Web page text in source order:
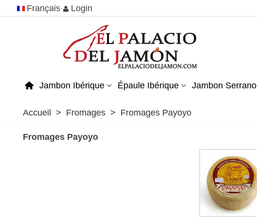
Français Login
Jambon Ibérique Épaule Ibérique Jambon Serrano
Accueil > Fromages > Fromages Payoyo
Fromages Payoyo